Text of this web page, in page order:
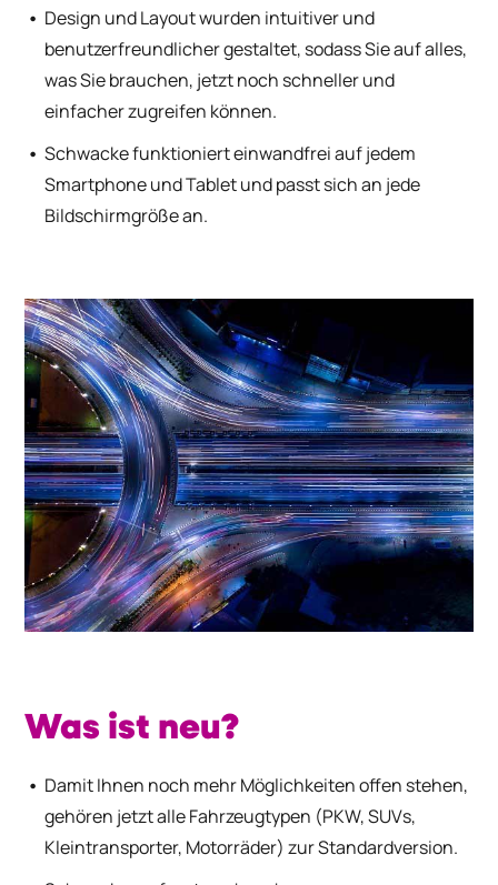
Design und Layout wurden intuitiver und
benutzerfreundlicher gestaltet, sodass Sie auf alles,
was Sie brauchen, jetzt noch schneller und
einfacher zugreifen können.
Schwacke funktioniert einwandfrei auf jedem
Smartphone und Tablet und passt sich an jede
Bildschirmgröße an.
Was ist neu?
Damit Ihnen noch mehr Möglichkeiten offen stehen,
gehören jetzt alle Fahrzeugtypen (PKW, SUVs,
Kleintransporter, Motorräder) zur Standardversion.